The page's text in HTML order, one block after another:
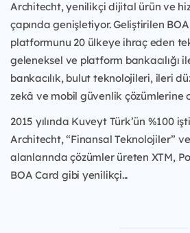
Architecht, yenilikçi dijital ürün ve
çapında genişletiyor. Geliştirilen BOA
platformunu 20 ülkeye ihraç eden
geleneksel ve platform bankacılığı
bankacılık, bulut teknolojileri, ileri
zekâ ve mobil güvenlik çözümlerine
2015 yılında Kuveyt Türk’ün %100
Architecht, “Finansal Teknolojiler”
alanlarında çözümler üreten XTM,
BOA Card gibi yenilikçi...